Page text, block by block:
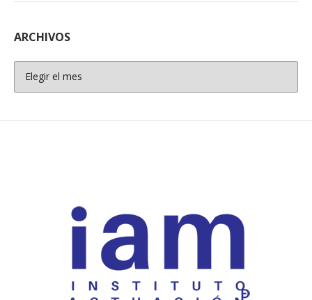
ARCHIVOS